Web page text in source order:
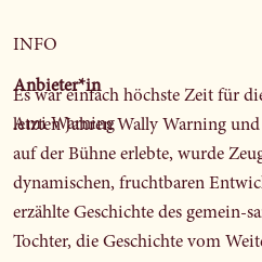
INFO
Es war einfach höchste Zeit für
letzten Jahren Wally Warning
auf der Bühne erlebte, wurde
dynamischen, fruchtbaren
erzählte Geschichte des gemein-
Tochter, die Geschichte vom
Anbieter*in
Ami Warning